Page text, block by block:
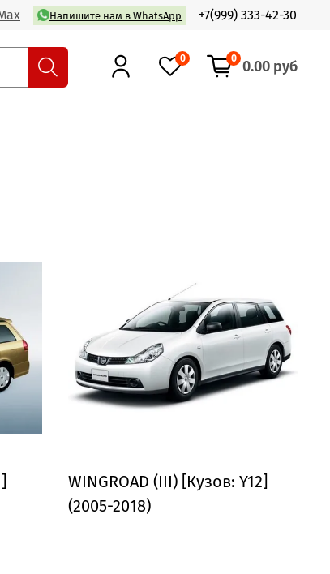
Напишите нам в WhatsApp +7(999) 333-42-30
0 0 0.00 руб
WINGROAD (III) [Кузов: Y12]
(2005-2018)